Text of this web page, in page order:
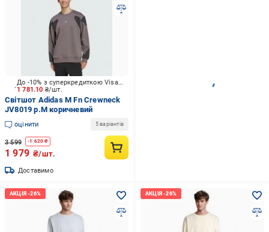
1 781.10 ₴/шт.
До -10% з суперкредиткою Visa Вигода
Світшот Adidas M Fn Crewneck
JV8019 р.M коричневий
оцінити 5 варіантів
3 599 -1 620 ₴
1 979 ₴/шт.
Доставимо